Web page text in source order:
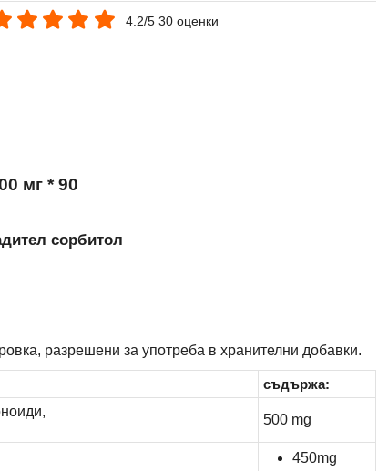
4.2/5 30 оценки
мг * 90
сорбитол
разрешени за употреба в хранителни добавки.
съдържа:
500 mg
450mg